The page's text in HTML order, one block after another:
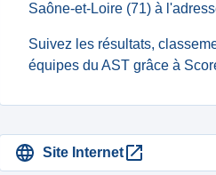
Saône-et-Loire (71) à
Suivez les résultats,
équipes du AST grâce à
Site Internet